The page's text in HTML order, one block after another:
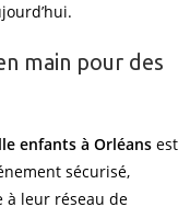
main pour des
enfants à Orléans est
sécurisé,
à leur réseau de